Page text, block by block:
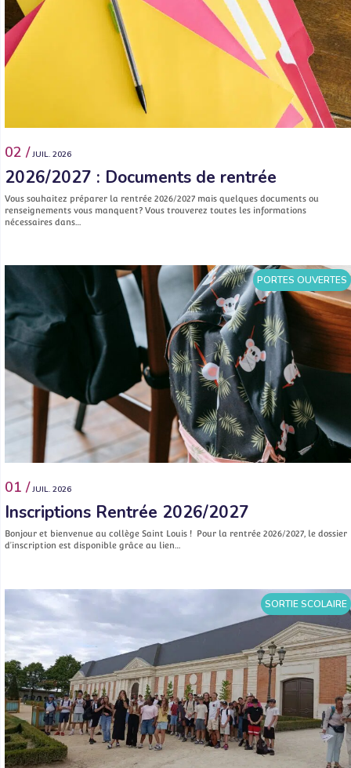
02 / JUIL. 2026
2026/2027 : Documents de rentrée
Vous souhaitez préparer la rentrée 2026/2027 mais quelques documents ou
renseignements vous manquent? Vous trouverez toutes les informations
nécessaires dans…
PORTES OUVERTES
01 / JUIL. 2026
Inscriptions Rentrée 2026/2027
Bonjour et bienvenue au collège Saint Louis ! Pour la rentrée 2026/2027, le dossier
d’inscription est disponible grâce au lien…
SORTIE SCOLAIRE